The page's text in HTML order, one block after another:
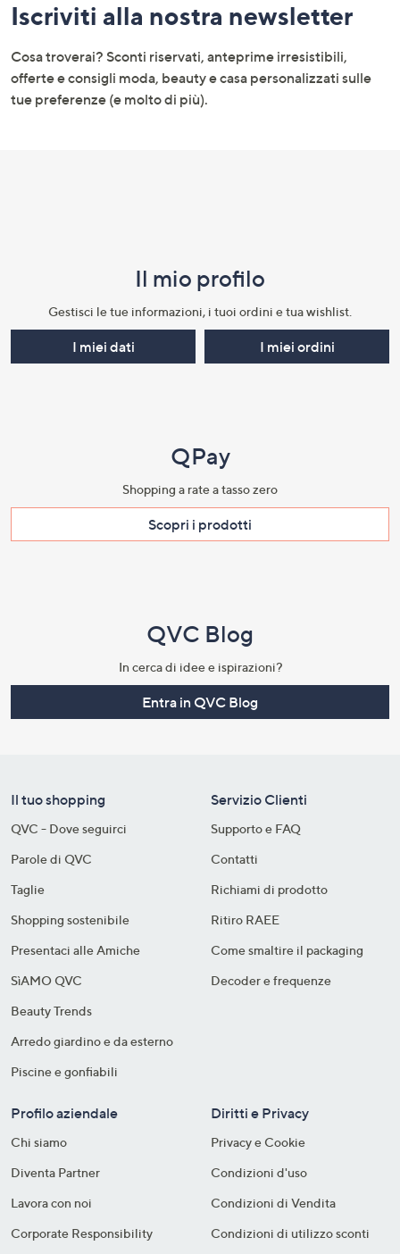
menu
e
informazioni
Iscriviti alla nostra newsletter
Cosa troverai? Sconti riservati, anteprime irresistibili,
offerte e consigli moda, beauty e casa personalizzati sulle
tue preferenze (e molto di più).
Il mio profilo​
Gestisci le tue informazioni, i tuoi ordini e tua wishlist.​
I miei dati I miei ordini
QPay
Shopping a rate a tasso zero​
Scopri i prodotti​
QVC Blog
In cerca di idee e ispirazioni?
Entra in QVC Blog
Il tuo shopping
QVC - Dove seguirci
Parole di QVC
Taglie
Shopping sostenibile​
Presentaci alle Amiche
SìAMO QVC
Beauty Trends
Arredo giardino e da esterno
Piscine e gonfiabili
Servizio Clienti
Supporto e FAQ
Contatti
Richiami di prodotto
Ritiro RAEE
Come smaltire il packaging​
Decoder e frequenze​
Profilo aziendale
Chi siamo
Diventa Partner
Lavora con noi
Corporate Responsibility
Diritti e Privacy
Privacy e Cookie
Condizioni d'uso
Condizioni di Vendita
Condizioni di utilizzo sconti